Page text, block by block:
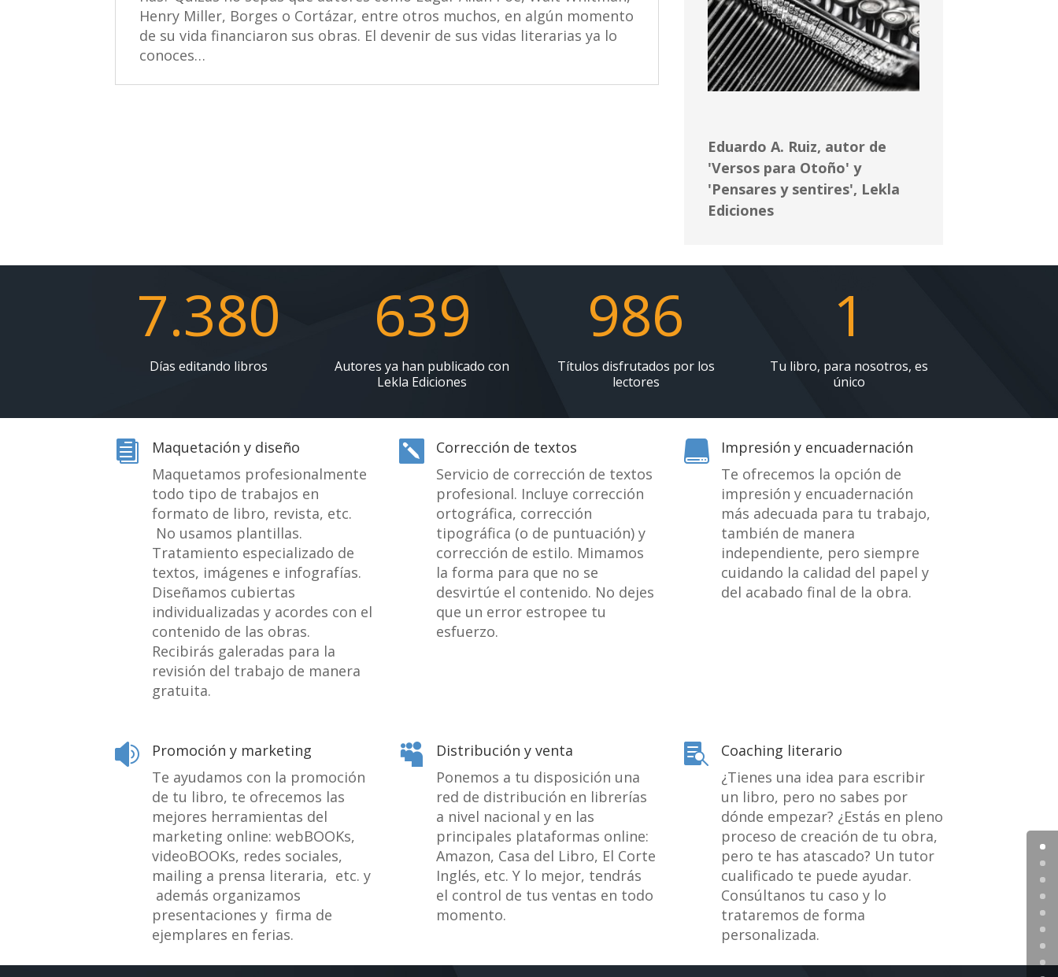
Henry Miller, Borges o Cortázar, entre otros muchos, en algún momento
de su vida financiaron sus obras. El devenir de sus vidas literarias ya lo
conoces…
Eduardo A. Ruiz, autor de
'Versos para Otoño' y
'Pensares y sentires', Lekla
Ediciones
7.380
Días editando libros
639
Autores ya han publicado con
Lekla Ediciones
986
Títulos disfrutados por los
lectores
1
Tu libro, para nosotros, es
único

Maquetación y diseño
Maquetamos profesionalmente
todo tipo de trabajos en
formato de libro, revista, etc.
No usamos plantillas.
Tratamiento especializado de
textos, imágenes e infografías.
Diseñamos cubiertas
individualizadas y acordes con el
contenido de las obras.
Recibirás galeradas para la
revisión del trabajo de manera
gratuita.

Corrección de textos
Servicio de corrección de textos
profesional. Incluye corrección
ortográfica, corrección
tipográfica (o de puntuación) y
corrección de estilo. Mimamos
la forma para que no se
desvirtúe el contenido. No dejes
que un error estropee tu
esfuerzo.

Impresión y encuadernación
Te ofrecemos la opción de
impresión y encuadernación
más adecuada para tu trabajo,
también de manera
independiente, pero siempre
cuidando la calidad del papel y
del acabado final de la obra.

Promoción y marketing
Te ayudamos con la promoción
de tu libro, te ofrecemos las
mejores herramientas del
marketing online: webBOOKs,
videoBOOKs, redes sociales,
mailing a prensa literaria, etc. y
además organizamos
presentaciones y firma de
ejemplares en ferias.

Distribución y venta
Ponemos a tu disposición una
red de distribución en librerías
a nivel nacional y en las
principales plataformas online:
Amazon, Casa del Libro, El Corte
Inglés, etc. Y lo mejor, tendrás
el control de tus ventas en todo
momento.

Coaching literario
¿Tienes una idea para escribir
un libro, pero no sabes por
dónde empezar? ¿Estás en pleno
proceso de creación de tu obra,
pero te has atascado? Un tutor
cualificado te puede ayudar.
Consúltanos tu caso y lo
trataremos de forma
personalizada.